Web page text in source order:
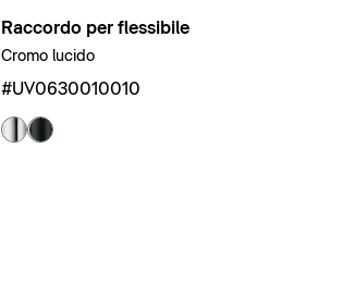
Raccordo per flessibile
Cromo lucido
#UV0630010010